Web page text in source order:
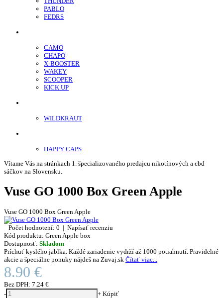
PABLO
FEDRS
CAMO
CHAPO
X-BOOSTER
WAKEY
SCOOPER
KICK UP
WILDKRAUT
HAPPY CAPS
Vítame Vás na stránkach 1. špecializovaného predajcu nikotínových a cbd
sáčkov na Slovensku.
Vuse GO 1000 Box Green Apple
Vuse GO 1000 Box Green Apple
Počet hodnotení: 0 | Napísať recenziu
Kód produktu: Green Apple box
Dostupnosť: Skladom
Príchuť kyslého jablka. Každé zariadenie vydrží až 1000 potiahnutí. Pravidelné
akcie a špeciálne ponuky nájdeš na Zuvaj.sk Čítať viac...
8.90 €
Bez DPH: 7.24 €
-
+ Kúpiť